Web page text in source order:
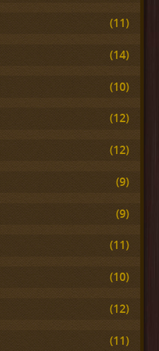
(11)
(14)
(10)
(12)
(12)
(9)
(9)
(11)
(10)
(12)
(11)